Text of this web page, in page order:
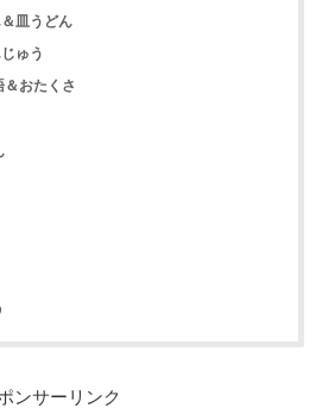
皿うどん
ゅう
おたくさ
ンサーリンク